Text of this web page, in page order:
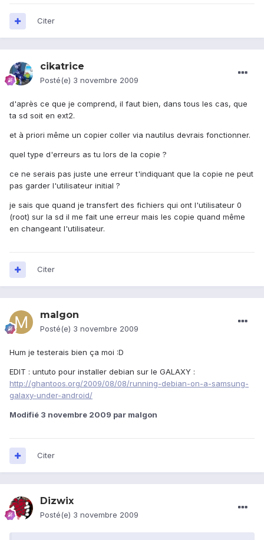
Citer
cikatrice
Posté(e) 3 novembre 2009
d'après ce que je comprend, il faut bien, dans tous les cas, que
ta sd soit en ext2.
et à priori même un copier coller via nautilus devrais fonctionner.
quel type d'erreurs as tu lors de la copie ?
ce ne serais pas juste une erreur t'indiquant que la copie ne peut
pas garder l'utilisateur initial ?
je sais que quand je transfert des fichiers qui ont l'utilisateur 0
(root) sur la sd il me fait une erreur mais les copie quand même
en changeant l'utilisateur.
Citer
malgon
Posté(e) 3 novembre 2009
Hum je testerais bien ça moi :D
EDIT : untuto pour installer debian sur le GALAXY :
http://ghantoos.org/2009/08/08/running-debian-on-a-samsung-
galaxy-under-android/
Modifié 3 novembre 2009 par malgon
Citer
Dizwix
Posté(e) 3 novembre 2009